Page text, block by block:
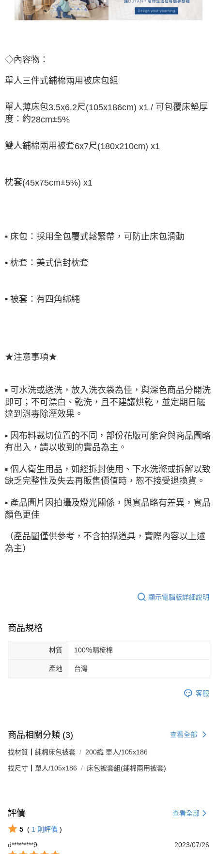
◇內容物：
單人三件式鋪棉兩用被床包組
單人薄床包3.5x6.2尺(105x186cm) x1 / 可包覆床墊厚
度：約28cm±5%
雙人鋪棉兩用被套6x7尺(180x210cm) x1
枕套(45x75cm±5%) x1
▪ 床包：採用全包覆式鬆緊帶，可防止床包滑動
▪ 枕套：美式信封枕套
▪ 被套：有四角綁繩
★注意事項★
▪ 可水洗或送洗，放入洗衣袋為佳，與深色商品分開洗
即可；不可漂白、乾洗，且不建議烘乾，並定期日曬
達到消毒除溼效果。
▪ 因布料裁切位置的不同，部份花版可能會與商品圖略
有出入，請以收到的實品為主。
▪ 個人衛生用品，如經拆封使用、下水洗滌或拆解以致
缺乏完整性及失去再販售價值時，恕不接受退換貨。
▪ 產品圖片因拍攝及燈光關係，與實品略有差異，實品
顏色更佳
（產品圖僅供參考，不含拍攝道具，實際內容以上述
為主）
顯示電腦版詳細說明
商品規格
材質 100％精梳棉
產地 台灣
客服
商品相關分類 (3) 查看全部
找材質┃純棉床包被套 200織 單人/105x186
找尺寸┃單人/105x186 床包被套組(鋪棉兩用被套)
評價 查看全部
5 ( 1 則評價 )
d*********9
2023/07/26